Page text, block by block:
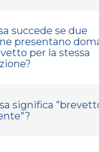
succede se due
presentano
per la stessa
significa